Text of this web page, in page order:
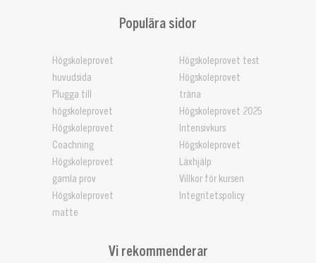
Populära sidor
Högskoleprovet
huvudsida
Plugga till
högskoleprovet
Högskoleprovet
Coachning
Högskoleprovet
gamla prov
Högskoleprovet
matte
Högskoleprovet test
Högskoleprovet
träna
Högskoleprovet 2025
Intensivkurs
Högskoleprovet
Läxhjälp
Villkor för kursen
Integritetspolicy
Vi rekommenderar